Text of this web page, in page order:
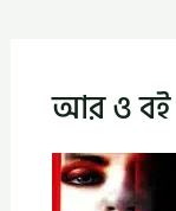
আর ও বই